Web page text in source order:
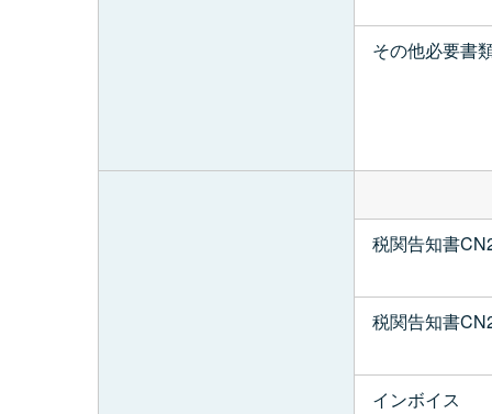
その他必要書
税関告知書
税関告知書
インボイス